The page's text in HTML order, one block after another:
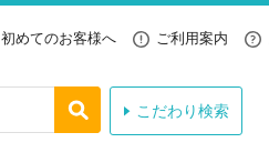
初めてのお客様へ ご利用案内
こだわり検索